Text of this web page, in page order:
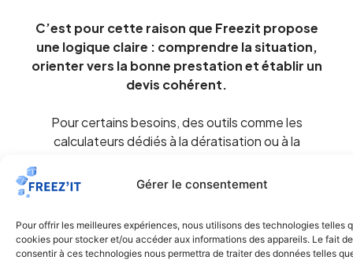
Gérer le consentement
Pour offrir les meilleures expériences, nous utilisons des technologies telles
cookies pour stocker et/ou accéder aux informations des appareils. Le fait de
consentir à ces technologies nous permettra de traiter des données telles
C’est pour cette raison que Freezit propose
une logique claire : comprendre la situation,
orienter vers la bonne prestation et établir un
devis cohérent.
Pour certains besoins, des outils comme les
calculateurs dédiés à la dératisation ou à la
la demande avant prise de contact.